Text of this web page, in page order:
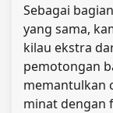
Sebagai
yang sama,
kilau ekstra
pemotongan
memantulkan
minat dengan